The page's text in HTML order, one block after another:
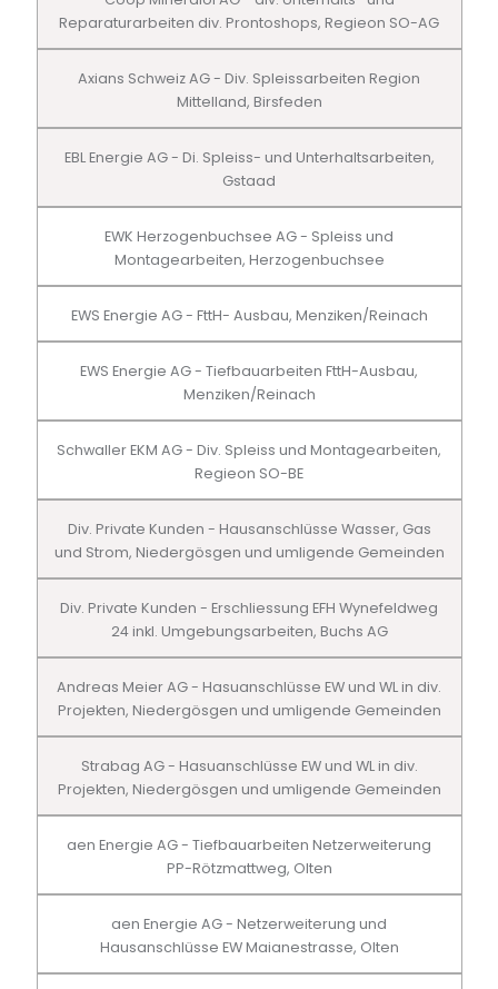
Reparaturarbeiten div. Prontoshops, Regieon SO-AG
Axians Schweiz AG - Div. Spleissarbeiten Region
Mittelland, Birsfeden
EBL Energie AG - Di. Spleiss- und Unterhaltsarbeiten,
Gstaad
EWK Herzogenbuchsee AG - Spleiss und
Montagearbeiten, Herzogenbuchsee
EWS Energie AG - FttH- Ausbau, Menziken/Reinach
EWS Energie AG - Tiefbauarbeiten FttH-Ausbau,
Menziken/Reinach
Schwaller EKM AG - Div. Spleiss und Montagearbeiten,
Regieon SO-BE
Div. Private Kunden - Hausanschlüsse Wasser, Gas
und Strom, Niedergösgen und umligende Gemeinden
Div. Private Kunden - Erschliessung EFH Wynefeldweg
24 inkl. Umgebungsarbeiten, Buchs AG
Andreas Meier AG - Hasuanschlüsse EW und WL in div.
Projekten, Niedergösgen und umligende Gemeinden
Strabag AG - Hasuanschlüsse EW und WL in div.
Projekten, Niedergösgen und umligende Gemeinden
aen Energie AG - Tiefbauarbeiten Netzerweiterung
PP-Rötzmattweg, Olten
aen Energie AG - Netzerweiterung und
Hausanschlüsse EW Maianestrasse, Olten